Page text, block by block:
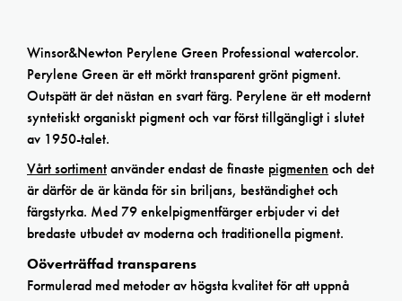
Winsor&Newton Perylene Green Professional watercolor.
Perylene Green är ett mörkt transparent grönt pigment.
Outspätt är det nästan en svart färg. Perylene är ett modernt
syntetiskt organiskt pigment och var först tillgängligt i slutet
av 1950-talet.
Vårt sortimentanvänder endast de finaste pigmenten och det
är därför de är kända för sin briljans, beständighet och
färgstyrka. Med 79 enkelpigmentfärger erbjuder vi det
bredaste utbudet av moderna och traditionella pigment.
Oöverträffad transparens
Formulerad med metoder av högsta kvalitet för att uppnå